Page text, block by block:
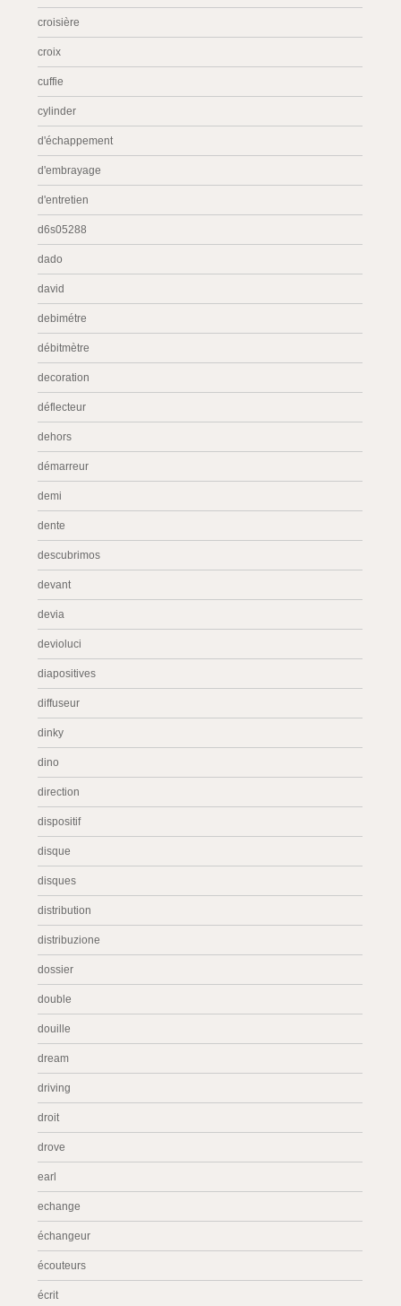
croisière
croix
cuffie
cylinder
d'échappement
d'embrayage
d'entretien
d6s05288
dado
david
debimétre
débitmètre
decoration
déflecteur
dehors
démarreur
demi
dente
descubrimos
devant
devia
devioluci
diapositives
diffuseur
dinky
dino
direction
dispositif
disque
disques
distribution
distribuzione
dossier
double
douille
dream
driving
droit
drove
earl
echange
échangeur
écouteurs
écrit